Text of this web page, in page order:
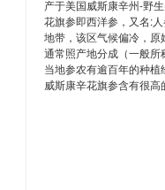
产于美国威斯康辛州-野
花旗参即西洋参，又名:
地带，该区气候偏冷，
通常照产地分成（一般
当地参农有逾百年的种
威斯康辛花旗参含有很